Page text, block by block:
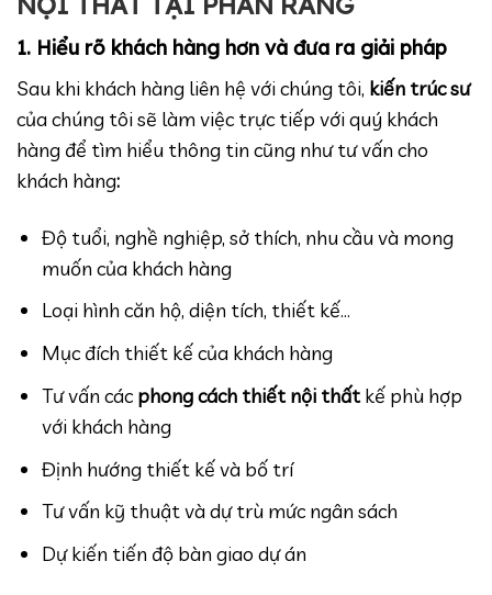
1. Hiểu rõ khách hàng hơn và đưa ra giải pháp
Sau khi khách hàng liên hệ với chúng tôi, kiến trúc sư
của chúng tôi sẽ làm việc trực tiếp với quý khách
hàng để tìm hiểu thông tin cũng như tư vấn cho
khách hàng:
Độ tuổi, nghề nghiệp, sở thích, nhu cầu và mong
muốn của khách hàng
Loại hình căn hộ, diện tích, thiết kế…
Mục đích thiết kế của khách hàng
Tư vấn các phong cách thiết nội thấtkế phù hợp
với khách hàng
Định hướng thiết kế và bố trí
Tư vấn kỹ thuật và dự trù mức ngân sách
Dự kiến tiến độ bàn giao dự án